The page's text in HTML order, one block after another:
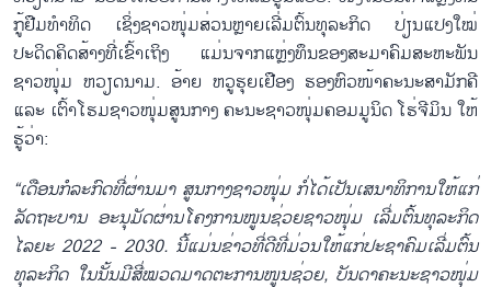
ກູ້ຢືມທຳທິດ ເຊິ່ງຊາວໜຸ່ມສ່ວນຫຼາຍເລີ່ມຕົ້ນທຸລະກິດ ປ່ຽນແປງໃໝ່
ປະດິດຄິດສ້າງທີ່ເຂົ້າເຖິງ ແມ່ນຈາກແຫຼ່ງທຶນຂອງສະມາຄົມສະຫະພັນ
ຊາວໜຸ່ມ ຫວຽດນາມ. ອ້າຍ ຫວູຮຸຍເຢືອງ ຮອງຫົວໜ້າຄະນະສາມັກຄີ
ແລະ ເຕົ້າໂຮມຊາວໜຸ່ມສູນກາງ ຄະນະຊາວໜຸ່ມຄອມມູນິດ ໂຮ່ຈີມິນ ໃຫ້
ຮູ້ວ່າ:
“ເດືອນກໍລະກົດທີ່ຜ່ານມາ ສູນກາງຊາວໜຸ່ມ ກໍ່ໄດ້ເປັນເສນາທິການໃຫ້ແກ່
ລັດຖະບານ ອະນຸມັດຜ່ານໂຄງການໜູນຊ່ວຍຊາວໜຸ່ມ ເລີ່ມຕົ້ນທຸລະກິດ
ໄລຍະ 2022 - 2030. ນີ້ແມ່ນຂ່າວທີ່ດີທີ່ມ່ວນໃຫ້ແກ່ປະຊາຄົມເລີ່ມຕົ້ນ
ທຸລະກິດ ໃນນັ້ນມີສີ່ໝວດມາດຕະການໜູນຊ່ວຍ, ບັນດາຄະນະຊາວໜຸ່ມ